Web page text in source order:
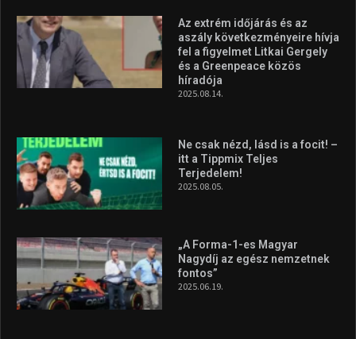
Az extrém időjárás és az
aszály következményeire hívja
fel a figyelmet Litkai Gergely
és a Greenpeace közös
híradója
2025.08.14.
Ne csak nézd, lásd is a focit! –
itt a Tippmix Teljes
Terjedelem!
2025.08.05.
„A Forma-1-es Magyar
Nagydíj az egész nemzetnek
fontos”
2025.06.19.